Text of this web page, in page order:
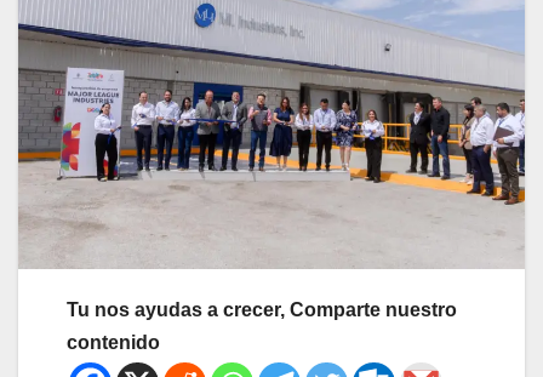
Tu nos ayudas a crecer, Comparte nuestro
contenido